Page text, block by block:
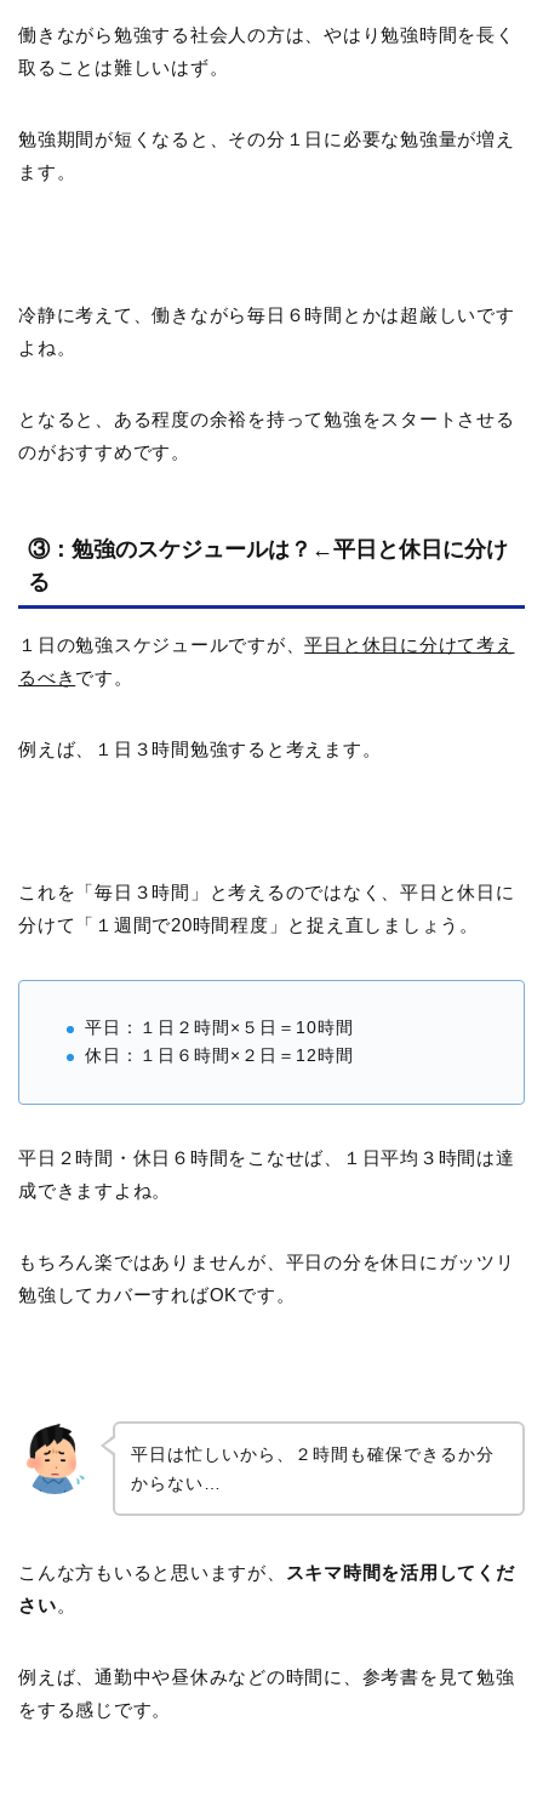
働きながら勉強する社会人の方は、やはり勉強時間を長く
取ることは難しいはず。
勉強期間が短くなると、その分１日に必要な勉強量が増え
ます。
冷静に考えて、働きながら毎日６時間とかは超厳しいです
よね。
となると、ある程度の余裕を持って勉強をスタートさせる
のがおすすめです。
③：勉強のスケジュールは？←平日と休日に分け
る
１日の勉強スケジュールですが、平日と休日に分けて考え
るべき です。
例えば、１日３時間勉強すると考えます。
これを「毎日３時間」と考えるのではなく、平日と休日に
分けて「１週間で20時間程度」と捉え直しましょう。
平日：１日２時間×５日＝10時間
休日：１日６時間×２日＝12時間
平日２時間・休日６時間をこなせば、１日平均３時間は達
成できますよね。
もちろん楽ではありませんが、平日の分を休日にガッツリ
勉強してカバーすればOKです。
平日は忙しいから、２時間も確保できるか分
からない…
こんな方もいると思いますが、
スキマ時間を活用してくだ
さい。
例えば、通勤中や昼休みなどの時間に、参考書を見て勉強
をする感じです。